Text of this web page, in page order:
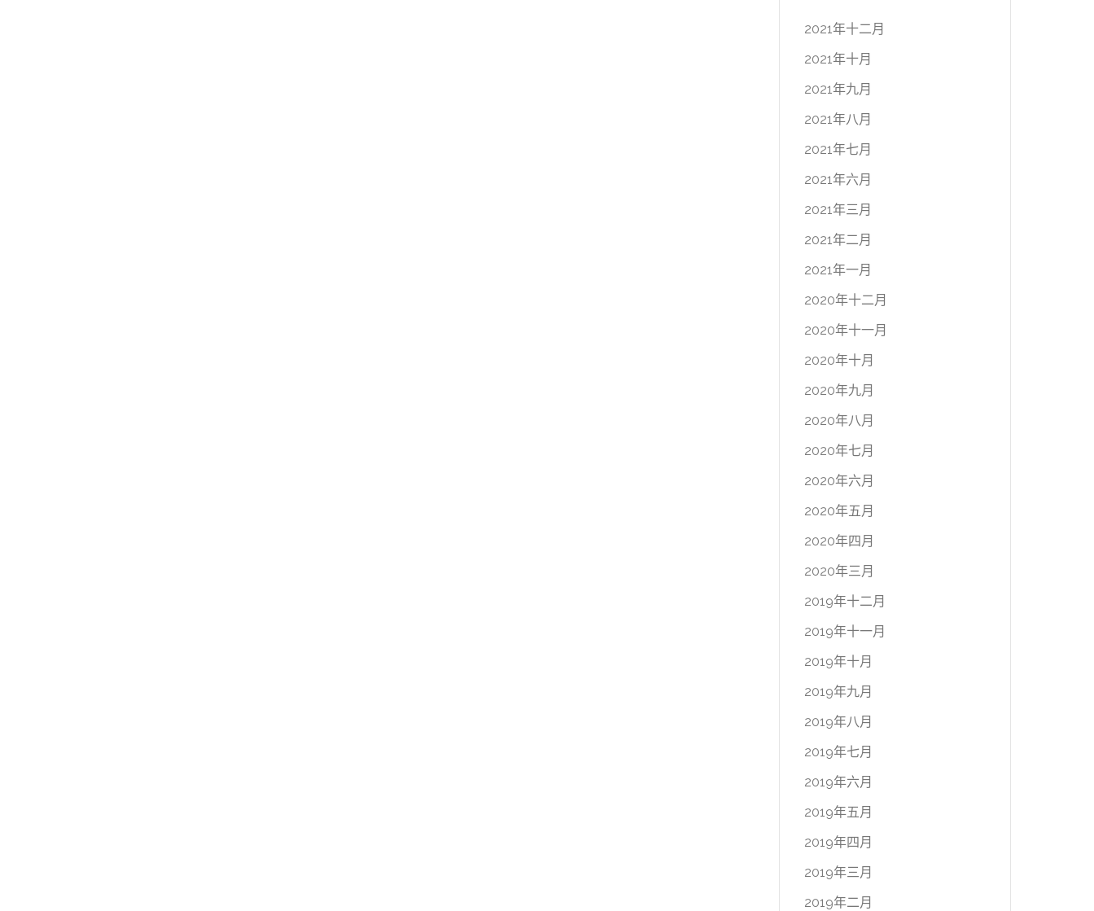
2021年十二月
2021年十月
2021年九月
2021年八月
2021年七月
2021年六月
2021年三月
2021年二月
2021年一月
2020年十二月
2020年十一月
2020年十月
2020年九月
2020年八月
2020年七月
2020年六月
2020年五月
2020年四月
2020年三月
2019年十二月
2019年十一月
2019年十月
2019年九月
2019年八月
2019年七月
2019年六月
2019年五月
2019年四月
2019年三月
2019年二月